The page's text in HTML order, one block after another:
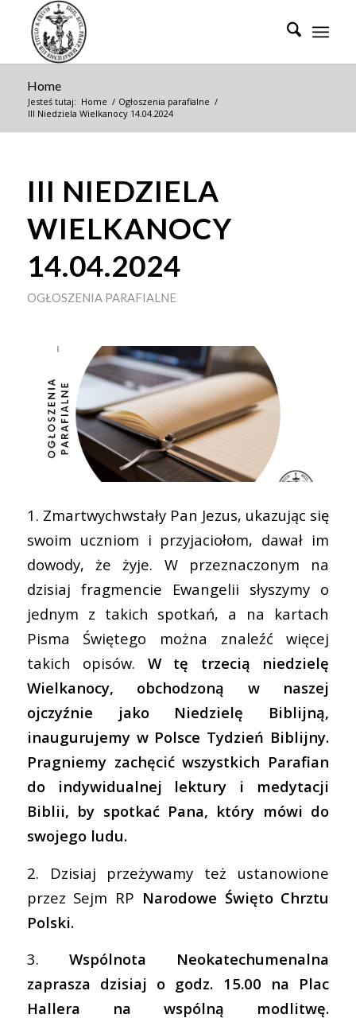
Home
Jesteś tutaj: Home / Ogłoszenia parafialne /
III Niedziela Wielkanocy 14.04.2024
III NIEDZIELA
WIELKANOCY
14.04.2024
OGŁOSZENIA PARAFIALNE
1. Zmartwychwstały Pan Jezus, ukazując się
swoim uczniom i przyjaciołom, dawał im
dowody, że żyje. W przeznaczonym na
dzisiaj fragmencie Ewangelii słyszymy o
jednym z takich spotkań, a na kartach
Pisma Świętego można znaleźć więcej
takich opisów. W tę trzecią niedzielę
Wielkanocy, obchodzoną w naszej
ojczyźnie jako Niedzielę Biblijną,
inaugurujemy w Polsce Tydzień Biblijny.
Pragniemy zachęcić wszystkich Parafian
do indywidualnej lektury i medytacji
Biblii, by spotkać Pana, który mówi do
swojego ludu.
2. Dzisiaj przeżywamy też ustanowione
przez Sejm RP Narodowe Święto Chrztu
Polski.
3. Wspólnota Neokatechumenalna
zaprasza dzisiaj o godz. 15.00 na Plac
Hallera na wspólną modlitwę.